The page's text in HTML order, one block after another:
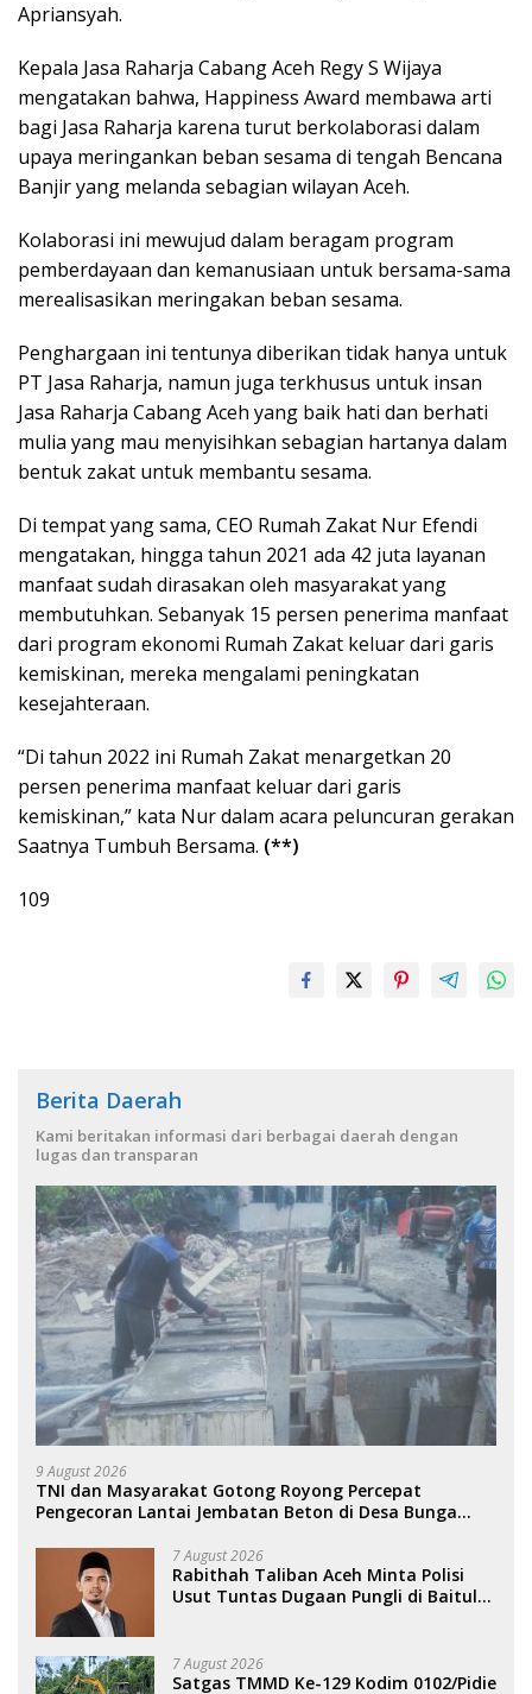
Apriansyah.
Kepala Jasa Raharja Cabang Aceh Regy S Wijaya
mengatakan bahwa, Happiness Award membawa arti
bagi Jasa Raharja karena turut berkolaborasi dalam
upaya meringankan beban sesama di tengah Bencana
Banjir yang melanda sebagian wilayan Aceh.
Kolaborasi ini mewujud dalam beragam program
pemberdayaan dan kemanusiaan untuk bersama-sama
merealisasikan meringakan beban sesama.
Penghargaan ini tentunya diberikan tidak hanya untuk
PT Jasa Raharja, namun juga terkhusus untuk insan
Jasa Raharja Cabang Aceh yang baik hati dan berhati
mulia yang mau menyisihkan sebagian hartanya dalam
bentuk zakat untuk membantu sesama.
Di tempat yang sama, CEO Rumah Zakat Nur Efendi
mengatakan, hingga tahun 2021 ada 42 juta layanan
manfaat sudah dirasakan oleh masyarakat yang
membutuhkan. Sebanyak 15 persen penerima manfaat
dari program ekonomi Rumah Zakat keluar dari garis
kemiskinan, mereka mengalami peningkatan
kesejahteraan.
“Di tahun 2022 ini Rumah Zakat menargetkan 20
persen penerima manfaat keluar dari garis
kemiskinan,” kata Nur dalam acara peluncuran gerakan
Saatnya Tumbuh Bersama. (**)
109
Berita Daerah
Kami beritakan informasi dari berbagai daerah dengan
lugas dan transparan
9 August 2026
TNI dan Masyarakat Gotong Royong Percepat
Pengecoran Lantai Jembatan Beton di Desa Bunga
7 August 2026
Rabithah Taliban Aceh Minta Polisi
Usut Tuntas Dugaan Pungli di Baitul
7 August 2026
Satgas TMMD Ke-129 Kodim 0102/Pidie